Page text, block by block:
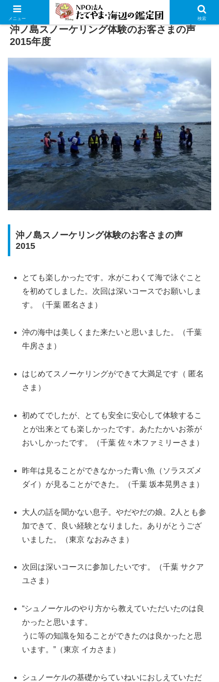
沖ノ島スノーケリング体験のお客さまの声
2015年度
沖ノ島スノーケリング体験のお客さまの声
2015
とても楽しかったです。水がこわくて海で泳ぐこと
を初めてしました。次回は深いコースでお願いしま
す。（千葉 匿名さま）
沖の海中は美しくまた来たいと思いました。（千葉
牛房さま）
はじめてスノーケリングができて大満足です（ 匿名
さま）
初めてでしたが、とても安全に安心して体験するこ
とが出来とても楽しかったです。あたたかいお茶が
おいしかったです。（千葉 佐々木ファミリーさま）
昨年は見ることができなかった青い魚（ソラスズメ
ダイ）が見ることができた。（千葉 坂本晃男さま）
大人の話を聞かない息子。やだやだの娘。2人とも参
加できて、良い経験となりました。ありがとうござ
いました。（東京 なおみさま）
次回は深いコースに参加したいです。（千葉 サクア
ユさま）
“シュノーケルのやり方から教えていただいたのは良
かったと思います。
うに等の知識を知ることができたのは良かったと思
います。”（東京 イカさま）
シュノーケルの基礎からていねいにおしえていただ
メニュー 検索